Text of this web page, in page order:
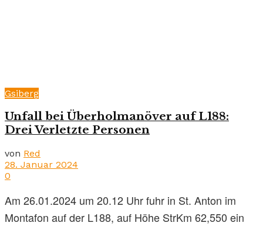
Gsiberg
Unfall bei Überholmanöver auf L188:
Drei Verletzte Personen
von Red
28. Januar 2024
0
Am 26.01.2024 um 20.12 Uhr fuhr in St. Anton im
Montafon auf der L188, auf Höhe StrKm 62,550 ein